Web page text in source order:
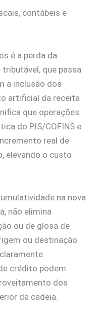
contábeis e
é a perda da
que passa
a inclusão dos
artificial da receita
que operações
do PIS/COFINS e
real de
elevando o custo
na nova
não elimina
ou de glosa de
ou destinação
crédito podem
dos
da cadeia.